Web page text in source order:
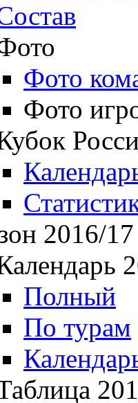
Фото
Фото
2016/17
Полный
По турам